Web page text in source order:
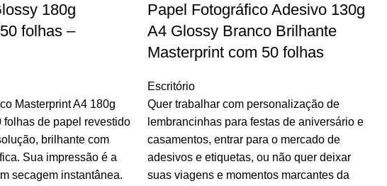
180g
folhas –
Masterprint A4 180g
folhas de papel revestido
brilhante com
Sua impressão é a
secagem instantânea.
Papel Fotográfico Adesivo 130g
A4 Glossy Branco Brilhante
Masterprint com 50 folhas
Escritório
Quer trabalhar com personalização de
lembrancinhas para festas de aniversário e
casamentos, entrar para o mercado de
adesivos e etiquetas, ou não quer deixar
suas viagens e momentos marcantes da